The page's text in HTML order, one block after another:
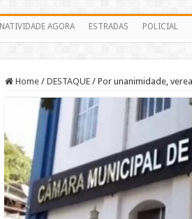
NATIVIDADE AGORA ESTRADAS POLICIAL
Home / DESTAQUE / Por unanimidade,